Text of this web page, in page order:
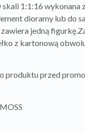
1:1:16 wykonana
dioramy lub do
jedną
z kartonową
produktu przed